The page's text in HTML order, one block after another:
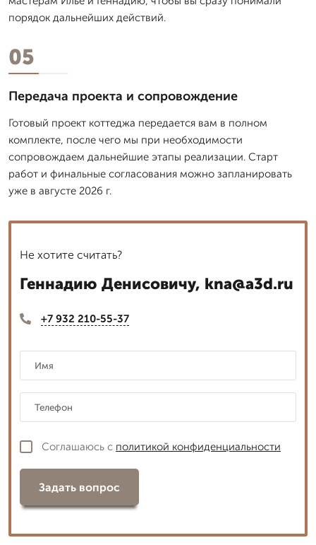
порядок дальнейших действий.
05
Передача проекта и сопровождение
Готовый проект коттеджа передается вам в полном
комплекте, после чего мы при необходимости
сопровождаем дальнейшие этапы реализации. Старт
работ и финальные согласования можно запланировать
уже в августе 2026 г.
Не хотите считать?
Геннадию Денисовичу, kna@a3d.ru
+7 932 210-55-37
Соглашаюсь с политикой конфиденциальности
Задать вопрос